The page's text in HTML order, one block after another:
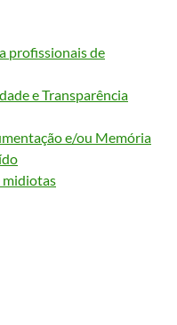
profissionais de
e Transparência
e/ou Memória
midiotas